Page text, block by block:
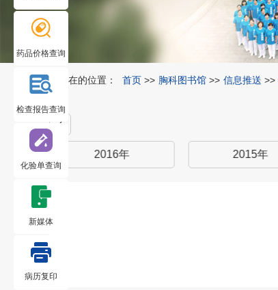
您所在的位置： 首页 >> 胸科图书馆 >> 信息推送 >>
2016年 2015年
药品价格查询
检查报告查询
化验单查询
新媒体
病历复印